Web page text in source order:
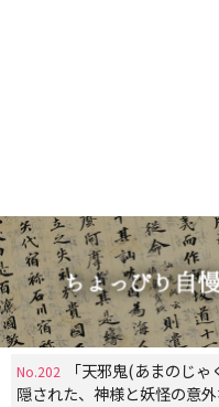
No.202
「天邪鬼(あまのじ
隠された、神様と妖怪の意